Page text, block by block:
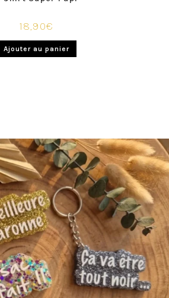
18,90€
Ajouter au panier